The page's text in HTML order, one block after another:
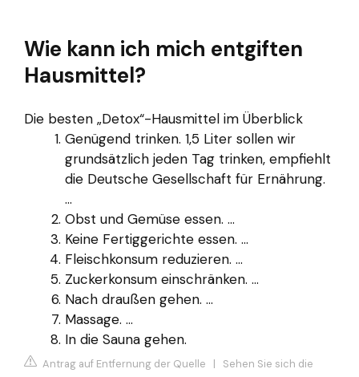
Wie kann ich mich entgiften
Hausmittel?
Die besten „Detox“-Hausmittel im Überblick
Genügend trinken. 1,5 Liter sollen wir
grundsätzlich jeden Tag trinken, empfiehlt
die Deutsche Gesellschaft für Ernährung.
...
Obst und Gemüse essen. ...
Keine Fertiggerichte essen. ...
Fleischkonsum reduzieren. ...
Zuckerkonsum einschränken. ...
Nach draußen gehen. ...
Massage. ...
In die Sauna gehen.
Antrag auf Entfernung der Quelle | Sehen Sie sich die